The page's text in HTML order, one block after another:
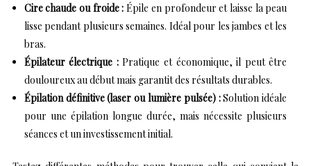
Cire chaude ou froide : Épile en profondeur et laisse la peau
lisse pendant plusieurs semaines. Idéal pour les jambes et les
bras.
Épilateur électrique :Pratique et économique, il peut être
douloureux au début mais garantit des résultats durables.
Épilation définitive (laser ou lumière pulsée) :Solution idéale
pour une épilation longue durée, mais nécessite plusieurs
séances et un investissement initial.